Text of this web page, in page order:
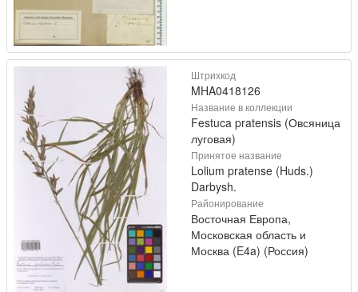
Штрихкод
MHA0418126
Название в коллекции
Festuca pratensis (Овсяница
луговая)
Принятое название
Lolium pratense (Huds.)
Darbysh.
Районирование
Восточная Европа,
Московская область и
Москва (E4a) (Россия)